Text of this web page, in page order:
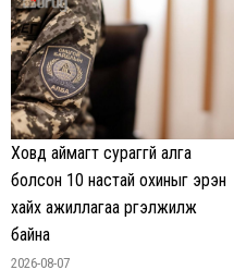
Ховд аймагт сураггүй алга
болсон 10 настай охиныг эрэн
хайх ажиллагаа үргэлжилж
байна
2026-08-07